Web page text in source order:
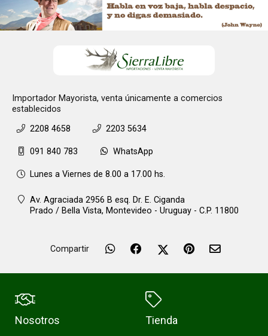
Importador Mayorista, venta únicamente a comercios
establecidos
2208 4658
2203 5634
091 840 783 WhatsApp
Lunes a Viernes de 8.00 a 17.00 hs.
Av. Agraciada 2956 B esq. Dr. E. Ciganda
Prado / Bella Vista, Montevideo - Uruguay - C.P. 11800
Compartir
Nosotros Tienda